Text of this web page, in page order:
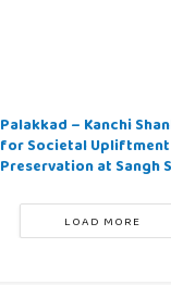
Palakkad – Kanchi
for Societal
Preservation at Sangh
LOAD MORE